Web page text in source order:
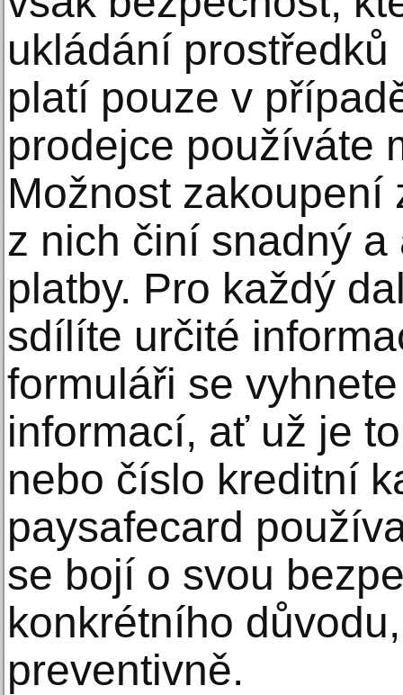
ukládání prostředků
platí pouze v
prodejce používáte
Možnost zakoupení
z nich činí snadný
platby. Pro každý
sdílíte určité
formuláři se
informací, ať už je
nebo číslo kreditní
paysafecard
se bojí o svou
konkrétního
preventivně.